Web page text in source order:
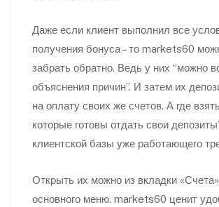
Даже если клиент выполнил все
получения бонуса – то markets60
забрать обратно. Ведь у них “можно
объяснения причин”. И затем их
на оплату своих же счетов. А где
которые готовы отдать свои
клиентской базы уже работающего
Открыть их можно из вкладки
основного меню. markets60 ценит